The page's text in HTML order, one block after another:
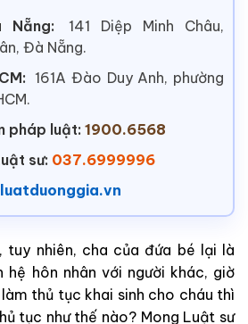
Nẵng:
141 Diệp Minh Châu,
Đà Nẵng.
161A Đào Duy Anh, phường
pháp luật: 1900.6568
sư: 037.6999996
tuy nhiên, cha của đứa bé lại là
hệ hôn nhân với người khác, giờ
thủ tục khai sinh cho cháu thì
tục như thế nào? Mong Luật sư